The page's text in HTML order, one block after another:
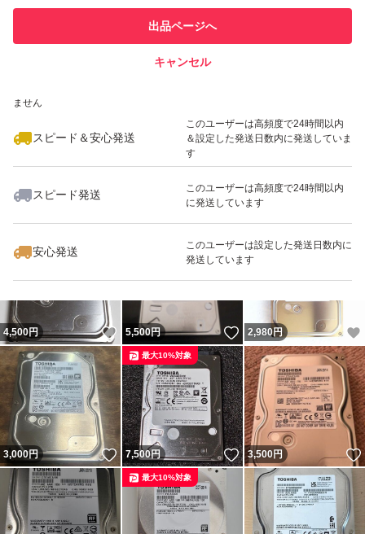
での取引実績があります
ません
スピード＆安心発送
このユーザーは高頻度で24時間以内
＆設定した発送日数内に発送していま
す
スピード発送
このユーザーは高頻度で24時間以内
に発送しています
安心発送
このユーザーは設定した発送日数内に
発送しています
出品ページへ
キャンセル
いいね！
6,980
4,500円 いいね！
5,500円 いいね！
2,980円
3,000円 いいね！
7,500円 いいね！
最大10%対象
3,500円
最大10%対象